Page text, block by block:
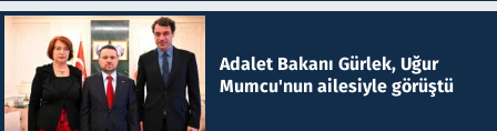
Adalet Bakanı Gürlek, Uğur
Mumcu'nun ailesiyle görüştü